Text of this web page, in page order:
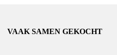
VAAK SAMEN GEKOCHT